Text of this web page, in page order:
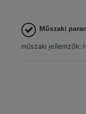
Műszaki
műszaki jellemzők: